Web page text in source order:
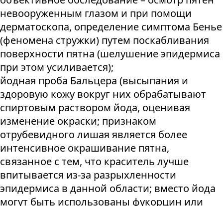
невооруженным глазом и при помощи
дерматоскопа, определение симптома Бенье
(феномена стружки) путем поскабливания
поверхности пятна (шелушение эпидермиса
при этом усиливается);
йодная проба Бальцера (высыпания и
здоровую кожу вокруг них обрабатывают
спиртовым раствором йода, оценивая
изменение окраски; признаком
отрубевидного лишая является более
интенсивное окрашивание пятна,
связанное с тем, что краситель лучше
впитывается из-за разрыхленности
эпидермиса в данной области; вместо йода
могут быть использованы фукорцин или